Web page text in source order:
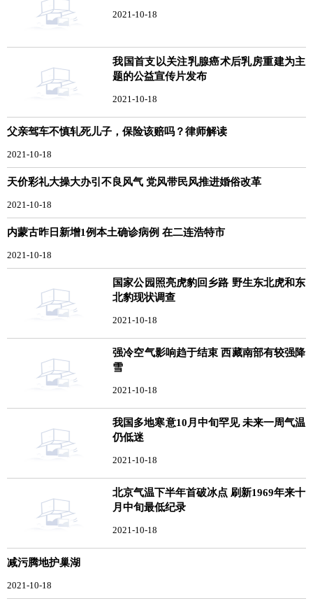
2021-10-18
我国首支以关注乳腺癌术后乳房重建为主
题的公益宣传片发布
2021-10-18
父亲驾车不慎轧死儿子，保险该赔吗？律师解读
2021-10-18
天价彩礼大操大办引不良风气 党风带民风推进婚俗改革
2021-10-18
内蒙古昨日新增1例本土确诊病例 在二连浩特市
2021-10-18
国家公园照亮虎豹回乡路 野生东北虎和东
北豹现状调查
2021-10-18
强冷空气影响趋于结束 西藏南部有较强降
雪
2021-10-18
我国多地寒意10月中旬罕见 未来一周气温
仍低迷
2021-10-18
北京气温下半年首破冰点 刷新1969年来十
月中旬最低纪录
2021-10-18
减污腾地护巢湖
2021-10-18